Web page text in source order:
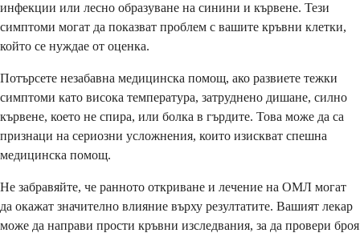
инфекции или лесно образуване на синини и кървене. Тези
симптоми могат да показват проблем с вашите кръвни клетки,
който се нуждае от оценка.
Потърсете незабавна медицинска помощ, ако развиете тежки
симптоми като висока температура, затруднено дишане, силно
кървене, което не спира, или болка в гърдите. Това може да са
признаци на сериозни усложнения, които изискват спешна
медицинска помощ.
Не забравяйте, че ранното откриване и лечение на ОМЛ могат
да окажат значително влияние върху резултатите. Вашият лекар
може да направи прости кръвни изследвания, за да провери броя